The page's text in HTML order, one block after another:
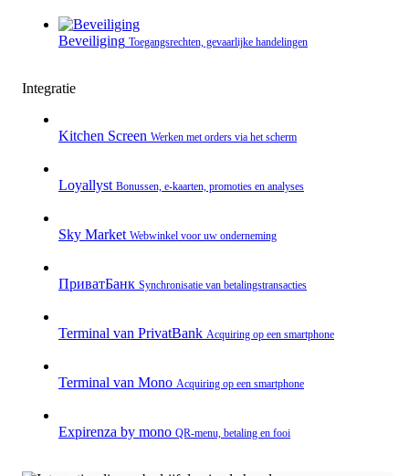
Beveiliging Toegangsrechten, gevaarlijke handelingen
Integratie
Kitchen Screen Werken met orders via het scherm
Loyallyst Bonussen, e‑kaarten, promoties en analyses
Sky Market Webwinkel voor uw onderneming
ПриватБанк Synchronisatie van betalingstransacties
Terminal van PrivatBank Acquiring op een smartphone
Terminal van Mono Acquiring op een smartphone
Expirenza by mono QR‑menu, betaling en fooi